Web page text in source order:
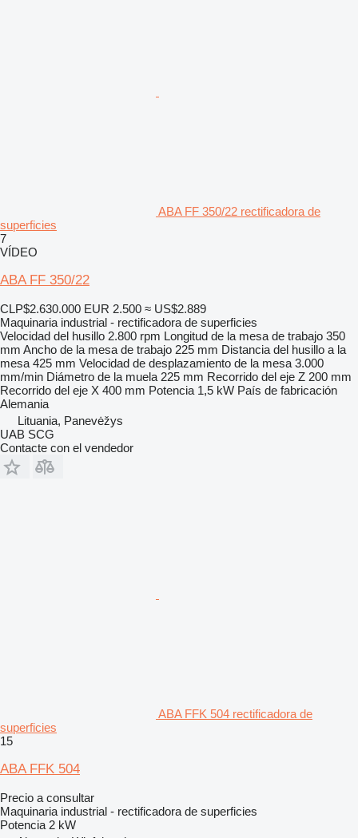
ABA FF 350/22 rectificadora de
superficies
7
VÍDEO
ABA FF 350/22
CLP$2.630.000 EUR 2.500 ≈ US$2.889
Maquinaria industrial - rectificadora de superficies
Velocidad del husillo 2.800 rpm Longitud de la mesa de trabajo 350
mm Ancho de la mesa de trabajo 225 mm Distancia del husillo a la
mesa 425 mm Velocidad de desplazamiento de la mesa 3.000
mm/min Diámetro de la muela 225 mm Recorrido del eje Z 200 mm
Recorrido del eje X 400 mm Potencia 1,5 kW País de fabricación
Alemania
Lituania, Panevėžys
UAB SCG
Contacte con el vendedor
ABA FFK 504 rectificadora de
superficies
15
ABA FFK 504
Precio a consultar
Maquinaria industrial - rectificadora de superficies
Potencia 2 kW